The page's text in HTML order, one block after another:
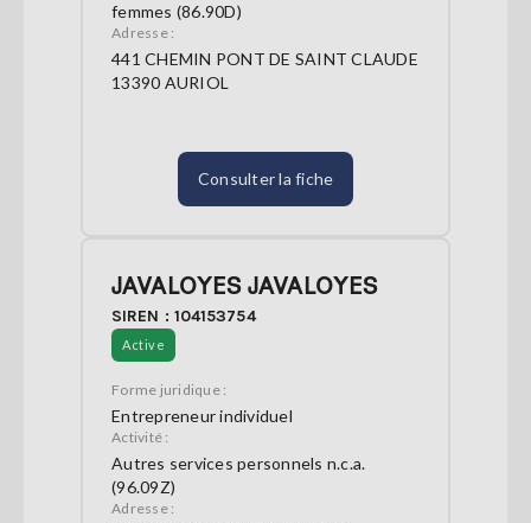
femmes (86.90D)
Adresse :
441 CHEMIN PONT DE SAINT CLAUDE
13390 AURIOL
Consulter la fiche
JAVALOYES JAVALOYES
SIREN : 104153754
Active
Forme juridique :
Entrepreneur individuel
Activité :
Autres services personnels n.c.a.
(96.09Z)
Adresse :